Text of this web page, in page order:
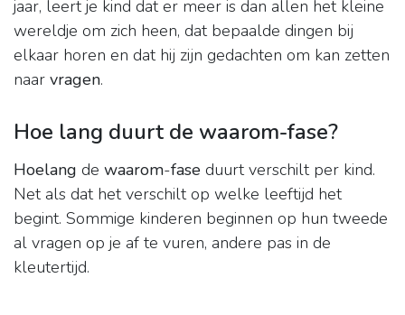
jaar, leert je kind dat er meer is dan allen het kleine
wereldje om zich heen, dat bepaalde dingen bij
elkaar horen en dat hij zijn gedachten om kan zetten
naar vragen.
Hoe lang duurt de waarom-fase?
Hoelang de waarom-fase duurt verschilt per kind.
Net als dat het verschilt op welke leeftijd het
begint. Sommige kinderen beginnen op hun tweede
al vragen op je af te vuren, andere pas in de
kleutertijd.